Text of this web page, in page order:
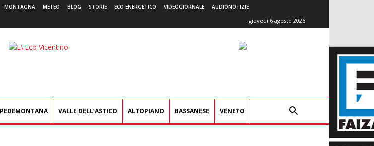
MONTAGNA METEO BLOG STORIE ECO ENERGETICO VIDEOGIORNALE AUDIONOTIZIE
giovedì 6 agosto 2026
L'Eco
PEDEMONTANA VALLE DELL’ASTICO ALTOPIANO BASSANESE VENETO